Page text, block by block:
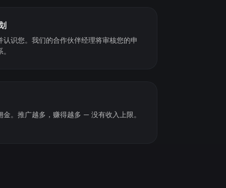
识您。我们的合作伙伴经理将审核您的申
。推广越多，赚得越多 — 没有收入上限。